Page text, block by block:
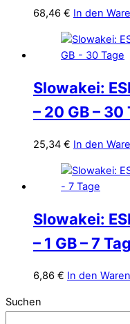
68,46 € In den
Slowakei:
– 20 GB – 30
25,34 € In den
Slowakei:
– 1 GB – 7
6,86 € In den
Suchen